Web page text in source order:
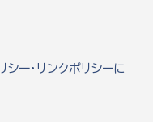
シー・リンクポリシーに